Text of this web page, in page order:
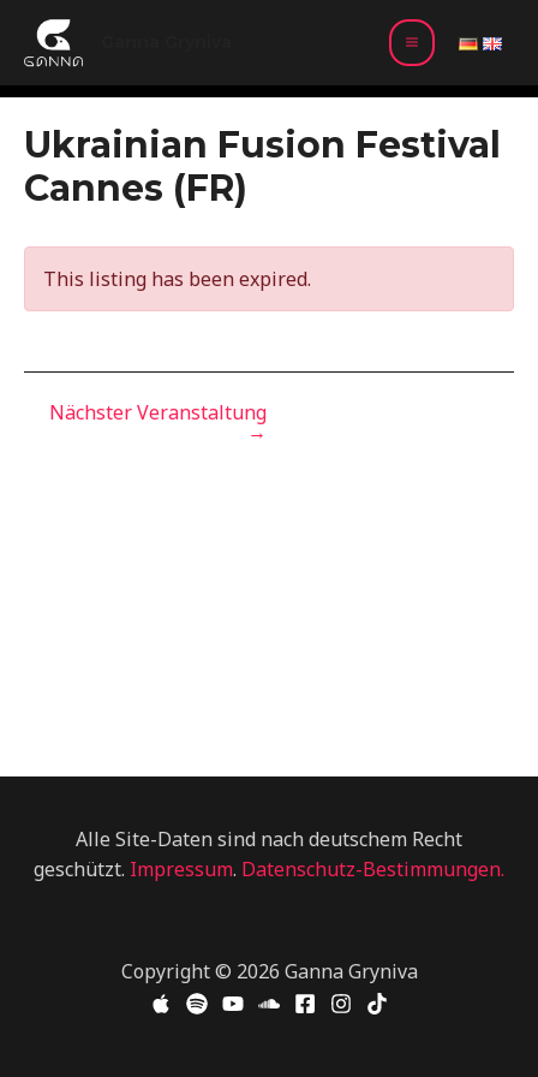
Inhalt
springen
MAIN
MENU
Ukrainian Fusion Festival
Cannes (FR)
This listing has been expired.
Nächster Veranstaltung
→
Alle Site-Daten sind nach deutschem Recht
geschützt. Impressum. Datenschutz-Bestimmungen.
Copyright © 2026 Ganna Gryniva